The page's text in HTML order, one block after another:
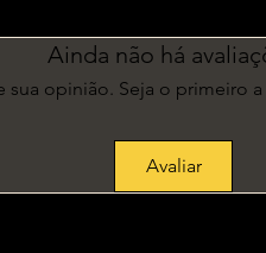
Ainda não há
sua opinião. Seja o primeiro
Avaliar